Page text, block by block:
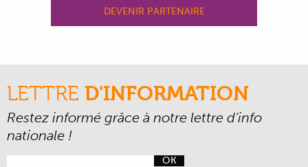
DEVENIR PARTENAIRE
LETTRE D'INFORMATION
Restez informé grâce à notre lettre d’info
nationale !
OK